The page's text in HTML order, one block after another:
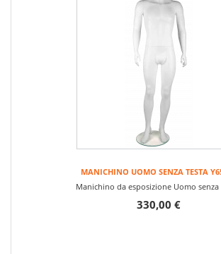
MANICHINO UOMO SENZA TESTA
Manichino da esposizione Uomo senza
330,00 €